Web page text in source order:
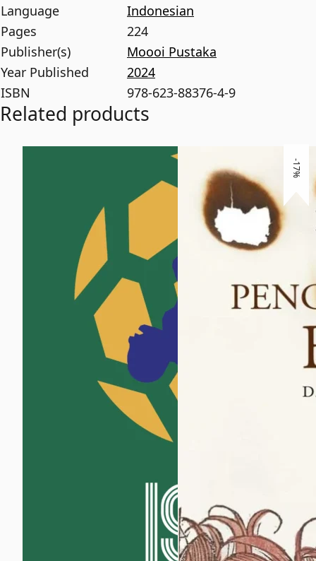
Language
Indonesian
Pages
224
Publisher(s)
Moooi Pustaka
Year Published
2024
ISBN
978-623-88376-4-9
Related products
-17%